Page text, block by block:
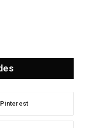
Pinterest